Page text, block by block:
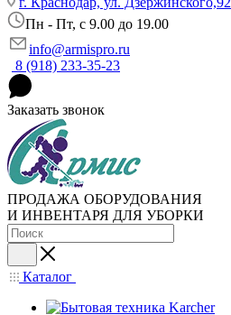
Пн - Пт, c 9.00 до 19.00
info@armispro.ru
8 (918) 233-35-23
Заказать звонок
ПРОДАЖА ОБОРУДОВАНИЯ
И ИНВЕНТАРЯ ДЛЯ УБОРКИ
Каталог